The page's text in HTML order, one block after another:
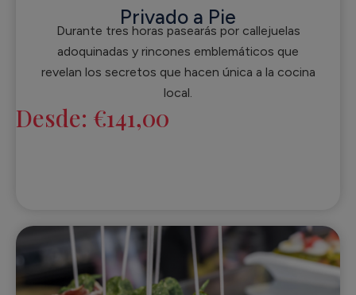
Privado a Pie
Durante tres horas pasearás por callejuelas
adoquinadas y rincones emblemáticos que
revelan los secretos que hacen única a la cocina
local.
Desde: €141,00